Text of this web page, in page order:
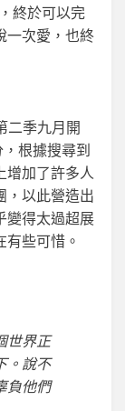
終於可以完
一次愛，也終
二季九月開
根據搜尋到
增加了許多人
，以此營造出
變得太過超展
些可惜。
世界正
。說不
負他們